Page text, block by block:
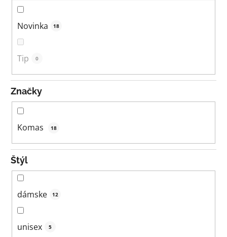
Novinka 18
Tip 0
Značky
Komas 18
Štýl
dámske 12
unisex 5